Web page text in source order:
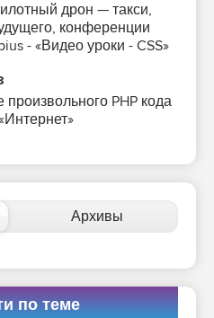
дрон — такси,
конференции
- «Видео уроки - CSS»
PHP кода
Архивы
по теме